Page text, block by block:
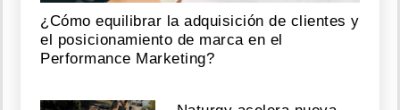
¿Cómo equilibrar la adquisición de clientes y
el posicionamiento de marca en el
Performance Marketing?